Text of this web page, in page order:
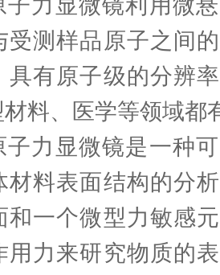
显微镜利用微悬
受测样品原子之间
具有原子级的分辨
料、医学等领域都
显微镜是一种可
材料表面结构的分
和一个微型力敏感
用力来研究物质的